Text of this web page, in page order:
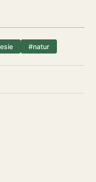
#natur
actions